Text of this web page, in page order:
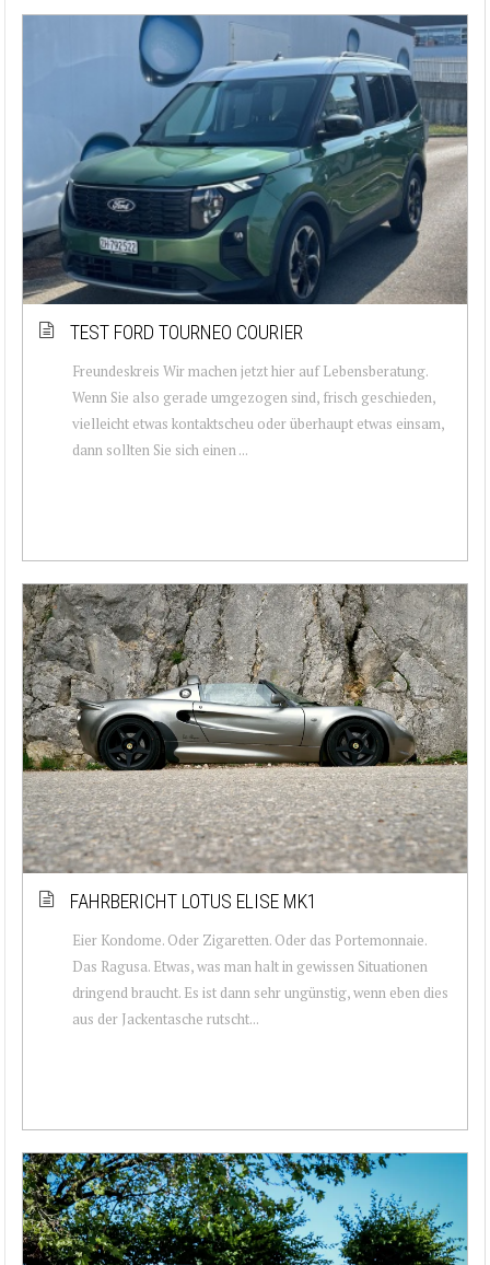
TEST FORD TOURNEO COURIER
Freundeskreis Wir machen jetzt hier auf Lebensberatung.
Wenn Sie also gerade umgezogen sind, frisch geschieden,
vielleicht etwas kontaktscheu oder überhaupt etwas einsam,
dann sollten Sie sich einen ...
FAHRBERICHT LOTUS ELISE MK1
Eier Kondome. Oder Zigaretten. Oder das Portemonnaie.
Das Ragusa. Etwas, was man halt in gewissen Situationen
dringend braucht. Es ist dann sehr ungünstig, wenn eben dies
aus der Jackentasche rutscht...